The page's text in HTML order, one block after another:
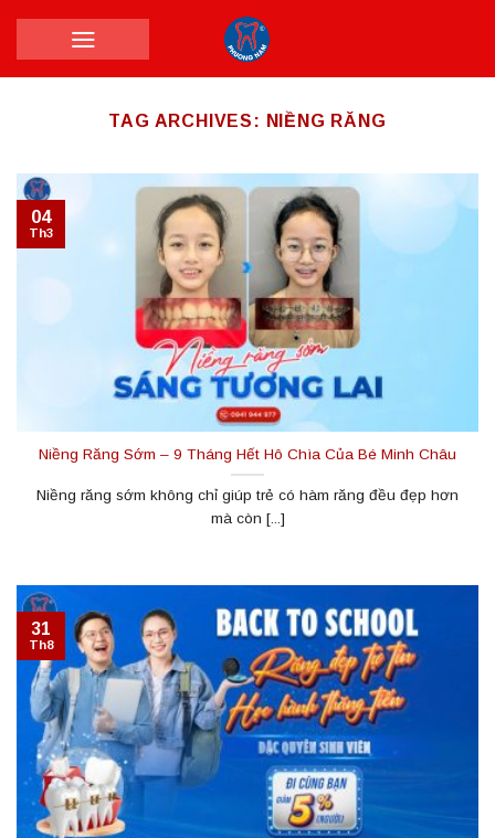
TAG ARCHIVES: NIỀNG RĂNG
Niềng Răng Sớm – 9 Tháng Hết Hô Chìa Của Bé Minh Châu
Niềng răng sớm không chỉ giúp trẻ có hàm răng đều đẹp hơn
mà còn [...]
04
Th3
31
Th8